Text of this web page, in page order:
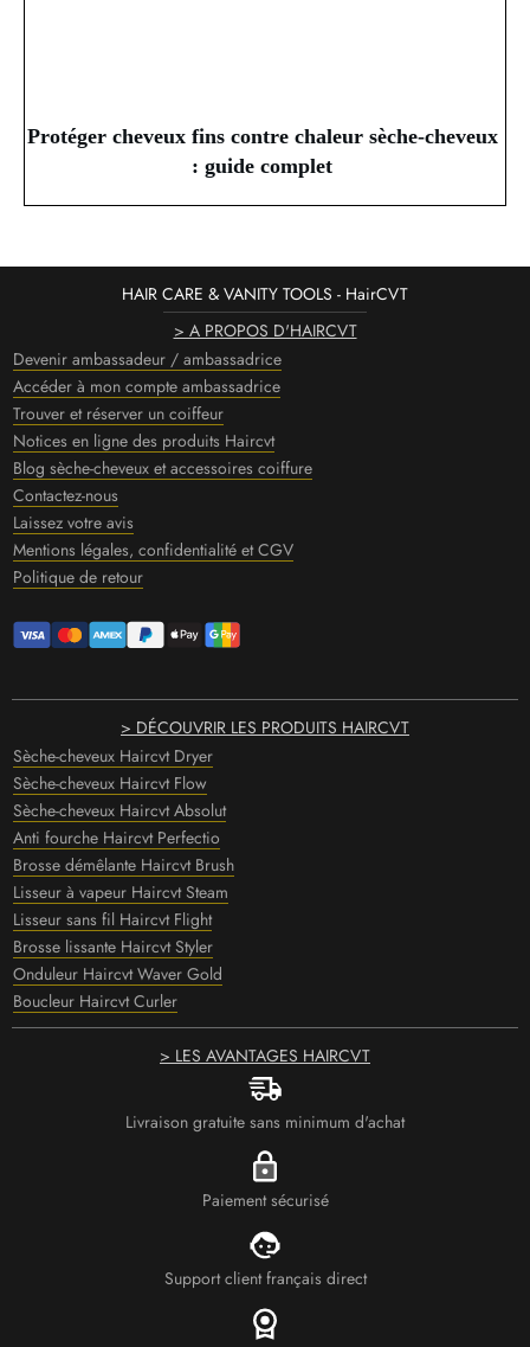
Protéger cheveux fins contre chaleur sèche-cheveux
: guide complet
HAIR CARE & VANITY TOOLS - HairCVT
> A PROPOS D'HAIRCVT
Devenir ambassadeur / ambassadrice
Accéder à mon compte ambassadrice
Trouver et réserver un coiffeur
Notices en ligne des produits Haircvt
Blog sèche-cheveux et accessoires coiffure
Contactez-nous
Laissez votre avis
Mentions légales, confidentialité et CGV
Politique de retour
> DÉCOUVRIR LES PRODUITS HAIRCVT
Sèche-cheveux Haircvt Dryer
Sèche-cheveux Haircvt Flow
Sèche-cheveux Haircvt Absolut
Anti fourche Haircvt Perfectio
Brosse démêlante Haircvt Brush
Lisseur à vapeur Haircvt Steam
Lisseur sans fil Haircvt Flight
Brosse lissante Haircvt Styler
Onduleur Haircvt Waver Gold
Boucleur Haircvt Curler
> LES AVANTAGES HAIRCVT
Livraison gratuite sans minimum d'achat
Paiement sécurisé
Support client français direct